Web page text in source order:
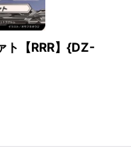
【RRR】{DZ-